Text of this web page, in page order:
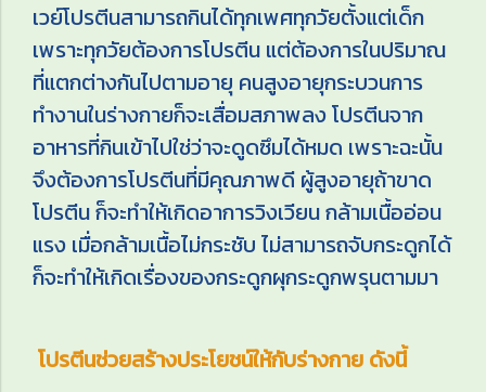
เวย์โปรตีนสามารถกินได้ทุกเพศทุกวัยตั้งแต่เด็ก
เพราะทุกวัยต้องการโปรตีน แต่ต้องการในปริมาณ
ที่แตกต่างกันไปตามอายุ คนสูงอายุกระบวนการ
ทำงานในร่างกายก็จะเสื่อมสภาพลง โปรตีนจาก
อาหารที่กินเข้าไปใช่ว่าจะดูดซึมได้หมด เพราะฉะนั้น
จึงต้องการโปรตีนที่มีคุณภาพดี ผู้สูงอายุถ้าขาด
โปรตีน ก็จะทำให้เกิดอาการวิงเวียน กล้ามเนื้ออ่อน
แรง เมื่อกล้ามเนื้อไม่กระชับ ไม่สามารถจับกระดูกได้
ก็จะทำให้เกิดเรื่องของกระดูกผุกระดูกพรุนตามมา
โปรตีนช่วยสร้างประโยชน์ให้กับร่างกาย ดังนี้